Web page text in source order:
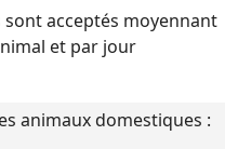
acceptés moyennant
et par jour
animaux domestiques :